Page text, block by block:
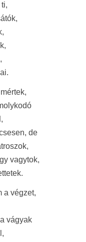
de
vagytok,
a végzet,
vágyak